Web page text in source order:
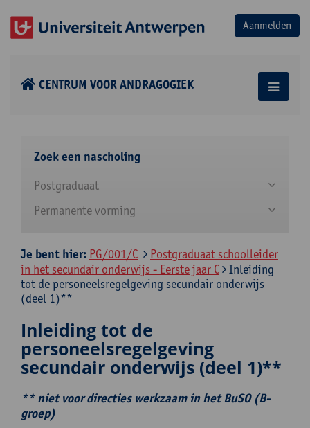
CENTRUM VOOR ANDRAGOGIEK
Zoek een nascholing
Postgraduaat
Permanente vorming
Je bent hier: PG/001/C
Postgraduaat schoolleider
in het secundair onderwijs - Eerste jaar C
Inleiding
tot de personeelsregelgeving secundair onderwijs
(deel 1)**
Inleiding tot de
personeelsregelgeving
secundair onderwijs (deel 1)**
** niet voor directies werkzaam in het BuSO (B-
groep)